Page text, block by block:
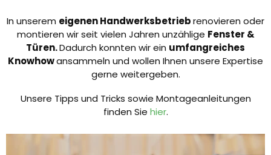
In unserem eigenen Handwerksbetriebrenovieren oder
montieren wir seit vielen Jahren unzählige Fenster &
Türen.Dadurch konnten wir ein umfangreiches
Knowhowansammeln und wollen Ihnen unsere Expertise
gerne weitergeben.
Unsere Tipps und Tricks sowie Montageanleitungen
finden Sie hier.